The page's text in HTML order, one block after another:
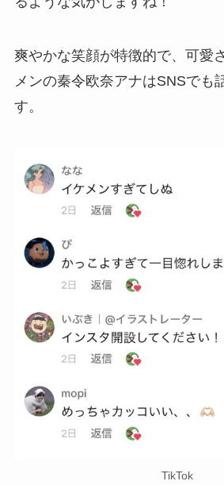
爽やかな笑顔が特徴的で、可愛
メンの秦令欧奈アナはSNSでも
す。
TikTok